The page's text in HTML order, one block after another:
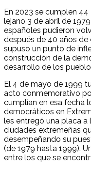
En 2023 se cumplen
lejano 3 de abril de
españoles pudieron
después de 40 años de
supuso un punto de
construcción de la
desarrollo de los
El 4 de mayo de 1999
acto conmemorativo
cumplían en esa fecha
democráticos en
les entregó una placa a
ciudades extremeñas
desempeñando su
(de 1979 hasta 1999).
entre los que se